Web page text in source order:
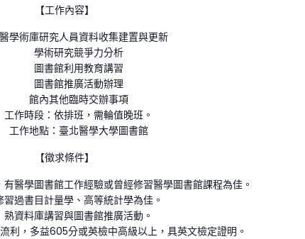
【工作內容】
學術庫研究人員資料收集建置與更新
學術研究競爭力分析
圖書館利用教育講習
圖書館推廣活動辦理
館內其他臨時交辦事項
工作時段：依排班，需輪值晚班。
工作地點：臺北醫學大學圖書館
【徵求條件】
醫學圖書館工作經驗或曾經修習醫學圖書館課程為佳。
習過書目計量學、高等統計學為佳。
熟資料庫講習與圖書館推廣活動。
利，多益605分或英檢中高級以上，具英文檢定證明。